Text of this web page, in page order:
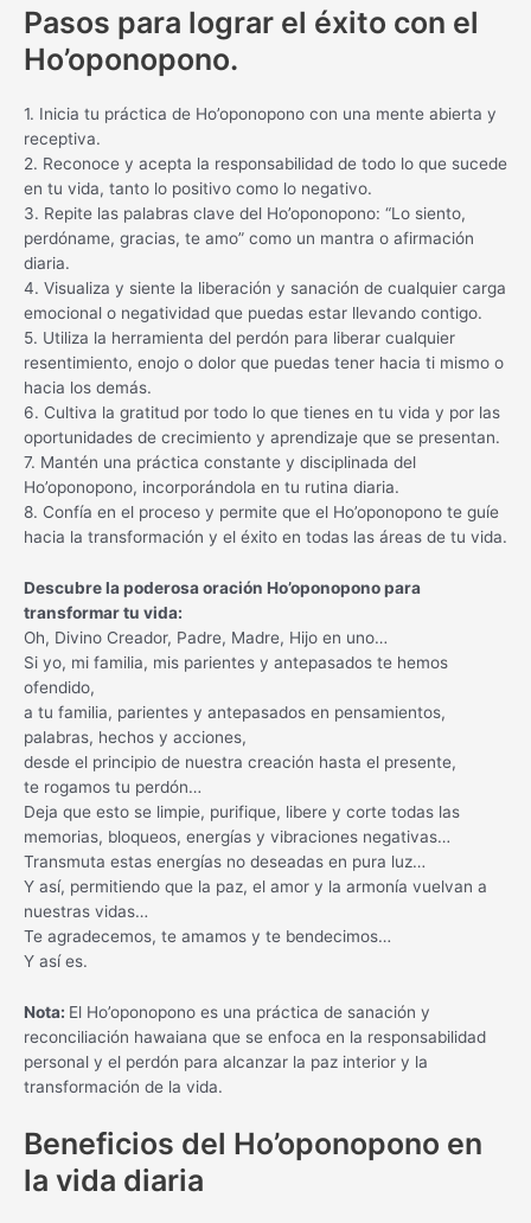
Pasos para lograr el éxito con el
Ho’oponopono.
1. Inicia tu práctica de Ho’oponopono con una mente abierta y
receptiva.
2. Reconoce y acepta la responsabilidad de todo lo que sucede
en tu vida, tanto lo positivo como lo negativo.
3. Repite las palabras clave del Ho’oponopono: “Lo siento,
perdóname, gracias, te amo” como un mantra o afirmación
diaria.
4. Visualiza y siente la liberación y sanación de cualquier carga
emocional o negatividad que puedas estar llevando contigo.
5. Utiliza la herramienta del perdón para liberar cualquier
resentimiento, enojo o dolor que puedas tener hacia ti mismo o
hacia los demás.
6. Cultiva la gratitud por todo lo que tienes en tu vida y por las
oportunidades de crecimiento y aprendizaje que se presentan.
7. Mantén una práctica constante y disciplinada del
Ho’oponopono, incorporándola en tu rutina diaria.
8. Confía en el proceso y permite que el Ho’oponopono te guíe
hacia la transformación y el éxito en todas las áreas de tu vida.
Descubre la poderosa oración Ho’oponopono para
transformar tu vida:
Oh, Divino Creador, Padre, Madre, Hijo en uno…
Si yo, mi familia, mis parientes y antepasados te hemos
ofendido,
a tu familia, parientes y antepasados en pensamientos,
palabras, hechos y acciones,
desde el principio de nuestra creación hasta el presente,
te rogamos tu perdón…
Deja que esto se limpie, purifique, libere y corte todas las
memorias, bloqueos, energías y vibraciones negativas…
Transmuta estas energías no deseadas en pura luz…
Y así, permitiendo que la paz, el amor y la armonía vuelvan a
nuestras vidas…
Te agradecemos, te amamos y te bendecimos…
Y así es.
Nota: El Ho’oponopono es una práctica de sanación y
reconciliación hawaiana que se enfoca en la responsabilidad
personal y el perdón para alcanzar la paz interior y la
transformación de la vida.
Beneficios del Ho’oponopono en
la vida diaria